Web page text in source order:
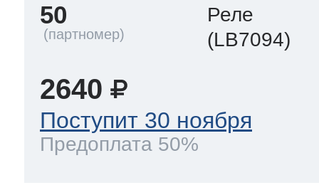
50
Реле
(LB7094)
2640
Поступит 30 ноября
Предоплата 50%